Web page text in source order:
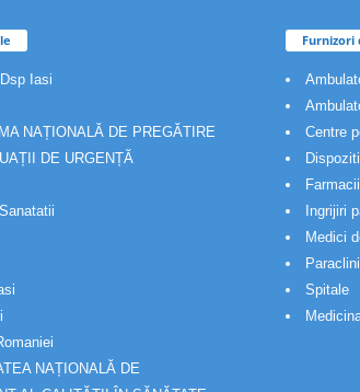
Iasi
NAȚIONALĂ DE PREGĂTIRE
DE URGENȚĂ
NAȚIONALĂ DE
Furnizori
Centre
Farmacii
Ingrijiri
Medici
Spitale